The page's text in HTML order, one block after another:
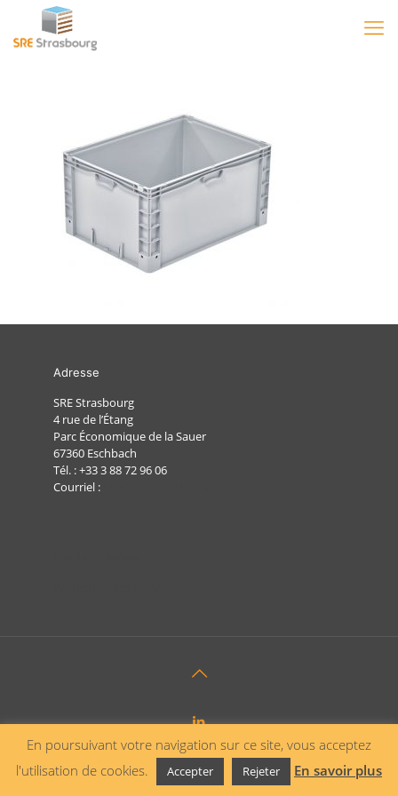
Adresse
SRE Strasbourg
4 rue de l’Étang
Parc Économique de la Sauer
67360 Eschbach
Tél. :+33 3 88 72 96 06
Courriel :
En poursuivant votre navigation sur ce site, vous acceptez
l'utilisation de cookies.
Accepter Rejeter En savoir plus